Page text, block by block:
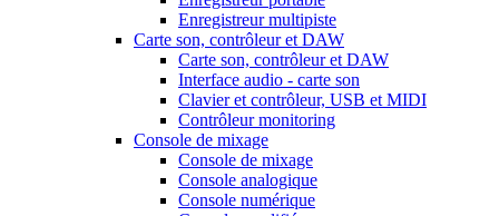
Enregistreur multipiste
Carte son, contrôleur et DAW
Carte son, contrôleur et DAW
Interface audio - carte son
Clavier et contrôleur, USB et MIDI
Contrôleur monitoring
Console de mixage
Console de mixage
Console analogique
Console numérique